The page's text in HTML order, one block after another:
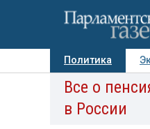
Политика
Авторы
Все о
в России